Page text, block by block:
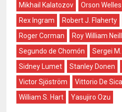
Mikhail Kalatozov
Orson Welles
Rex Ingram
Robert J. Flaherty
Roger Corman
Roy William Neill
Segundo de Chomón
Sergei
Sidney Lumet
Stanley Donen
Victor Sjöström
Vittorio De Sica
William S. Hart
Yasujiro Ozu